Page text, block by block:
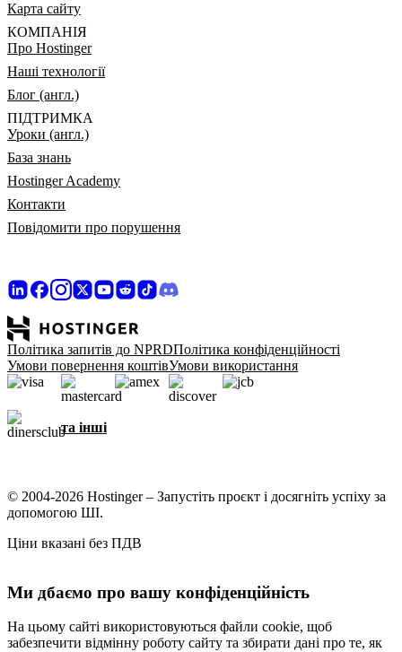
Карта сайту
КОМПАНІЯ
Про Hostinger
Наші технології
Блог (англ.)
ПІДТРИМКА
Уроки (англ.)
База знань
Hostinger Academy
Контакти
Повідомити про порушення
Політика запитів до NPRDПолітика конфіденційності
Умови повернення коштівУмови використання
та інші
© 2004-2026 Hostinger – Запустіть проєкт і досягніть успіху за
допомогою ШІ.
Ціни вказані без ПДВ
Ми дбаємо про вашу конфіденційність
На цьому сайті використовуються файли cookie, щоб
забезпечити відмінну роботу сайту та збирати дані про те, як